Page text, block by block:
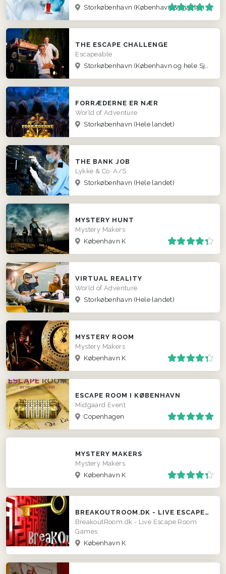
Storkøbenhavn (København & Sjælland)
THE ESCAPE CHALLENGE
Escapeable
Storkøbenhavn (København og hele Sjælland)
FORRÆDERNE ER NÆR
World of Adventure
Storkøbenhavn (Hele landet)
THE BANK JOB
Lykke & Co. A/S
Storkøbenhavn (Hele landet)
MYSTERY HUNT
Mystery Makers
København K
VIRTUAL REALITY
World of Adventure
Storkøbenhavn (Hele landet)
MYSTERY ROOM
Mystery Makers
København K
ESCAPE ROOM I KØBENHAVN
Midgaard Event
Copenhagen
MYSTERY MAKERS
Mystery Makers
København K
BREAKOUTROOM.DK - LIVE ESCAPE ROOM GAMES
BreakoutRoom.dk - Live Escape Room
Games
København K